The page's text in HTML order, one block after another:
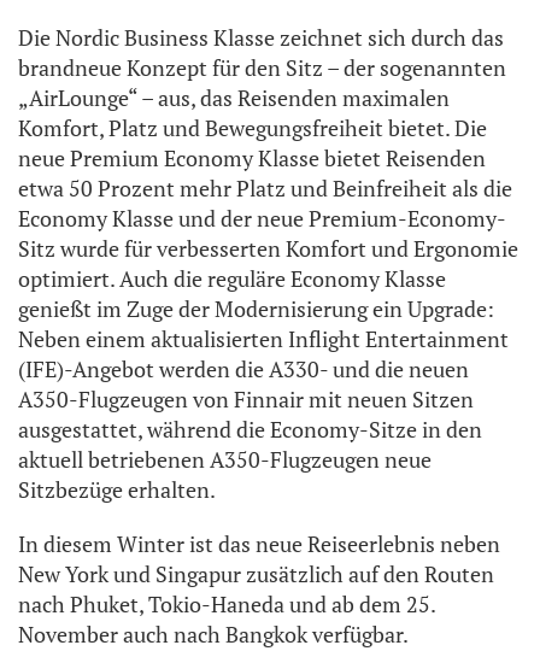
Die Nordic Business Klasse zeichnet sich durch das
brandneue Konzept für den Sitz – der sogenannten
„AirLounge“ – aus, das Reisenden maximalen
Komfort, Platz und Bewegungsfreiheit bietet. Die
neue Premium Economy Klasse bietet Reisenden
etwa 50 Prozent mehr Platz und Beinfreiheit als die
Economy Klasse und der neue Premium-Economy-
Sitz wurde für verbesserten Komfort und Ergonomie
optimiert. Auch die reguläre Economy Klasse
genießt im Zuge der Modernisierung ein Upgrade:
Neben einem aktualisierten Inflight Entertainment
(IFE)-Angebot werden die A330- und die neuen
A350-Flugzeugen von Finnair mit neuen Sitzen
ausgestattet, während die Economy-Sitze in den
aktuell betriebenen A350-Flugzeugen neue
Sitzbezüge erhalten.
In diesem Winter ist das neue Reiseerlebnis neben
New York und Singapur zusätzlich auf den Routen
nach Phuket, Tokio-Haneda und ab dem 25.
November auch nach Bangkok verfügbar.